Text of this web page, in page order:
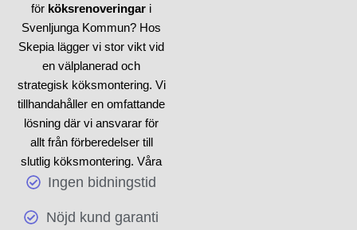
för köksrenoveringar i
Svenljunga Kommun? Hos
Skepia lägger vi stor vikt vid
en välplanerad och
strategisk köksmontering. Vi
tillhandahåller en omfattande
lösning där vi ansvarar för
allt från förberedelser till
slutlig köksmontering. Våra
erfarna snickare arbetar med
för att garantera att varje
Ingen bidningstid
Nöjd kund garanti